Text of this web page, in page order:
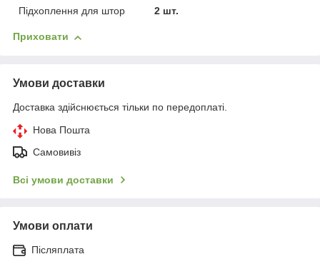
Підхоплення для штор
2 шт.
Приховати
Умови доставки
Доставка здійснюється тільки по передоплаті.
Нова Пошта
Самовивіз
Всі умови доставки
Умови оплати
Післяплата